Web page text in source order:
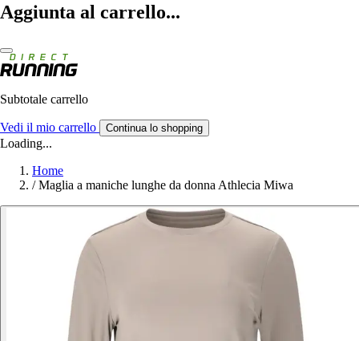
Aggiunta al carrello...
Subtotale carrello
Vedi il mio carrello Continua lo shopping
Loading...
Home
/ Maglia a maniche lunghe da donna Athlecia Miwa